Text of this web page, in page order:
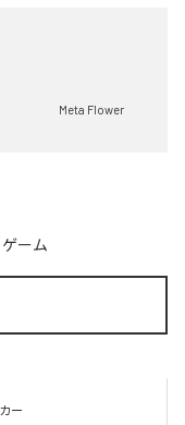
Meta Flower
ゲーム
ー